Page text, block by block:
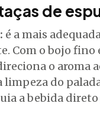
de
é a mais
Com o bojo fino
o aroma
limpeza do
a bebida